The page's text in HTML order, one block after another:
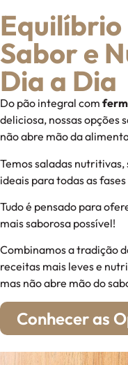
Sabor e
Dia a Dia
Do pão integral com
deliciosa, nossas opções
não abre mão da
Temos saladas
ideais para todas as fases
Tudo é pensado para
mais saborosa possível!
Combinamos a tradição
receitas mais leves e
mas não abre mão do
Conhecer as